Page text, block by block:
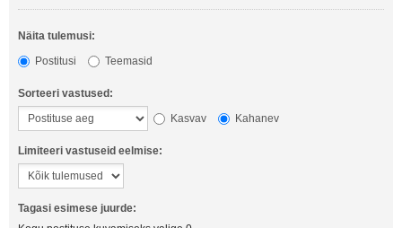
Näita tulemusi:
Postitusi
Teemasid
Sorteeri vastused:
Kasvav
Kahanev
Limiteeri vastuseid eelmise:
Tagasi esimese juurde: